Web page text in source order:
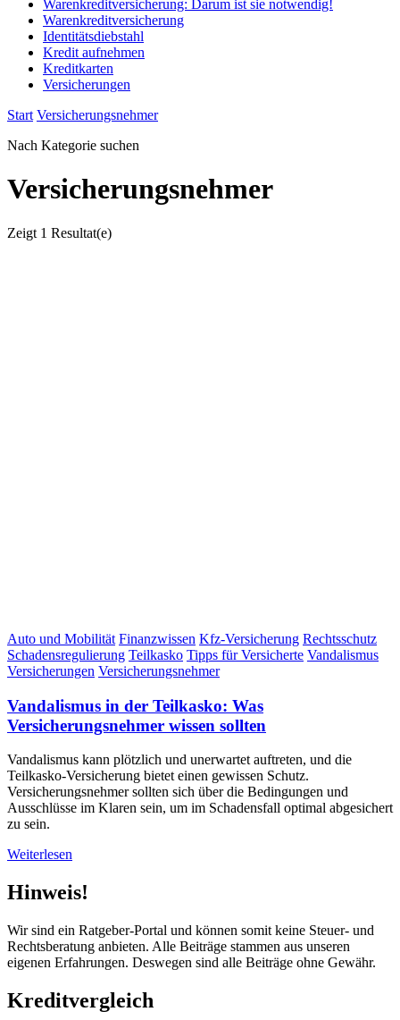
Warenkreditversicherung: Darum ist sie notwendig!
Warenkreditversicherung
Identitätsdiebstahl
Kredit aufnehmen
Kreditkarten
Versicherungen
Start Versicherungsnehmer
Nach Kategorie suchen
Versicherungsnehmer
Zeigt 1 Resultat(e)
Auto und Mobilität Finanzwissen Kfz-Versicherung Rechtsschutz
Schadensregulierung Teilkasko Tipps für Versicherte Vandalismus
Versicherungen Versicherungsnehmer
Vandalismus in der Teilkasko: Was
Versicherungsnehmer wissen sollten
Vandalismus kann plötzlich und unerwartet auftreten, und die
Teilkasko-Versicherung bietet einen gewissen Schutz.
Versicherungsnehmer sollten sich über die Bedingungen und
Ausschlüsse im Klaren sein, um im Schadensfall optimal abgesichert
zu sein.
Weiterlesen
Hinweis!
Wir sind ein Ratgeber-Portal und können somit keine Steuer- und
Rechtsberatung anbieten. Alle Beiträge stammen aus unseren
eigenen Erfahrungen. Deswegen sind alle Beiträge ohne Gewähr.
Kreditvergleich